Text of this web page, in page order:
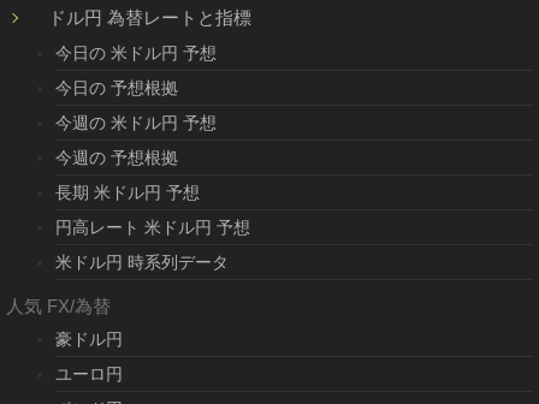
ドル円 為替レートと指標
今日の 米ドル円 予想
今日の 予想根拠
今週の 米ドル円 予想
今週の 予想根拠
長期 米ドル円 予想
円高レート 米ドル円 予想
米ドル円 時系列データ
人気 FX/為替
豪ドル円
ユーロ円